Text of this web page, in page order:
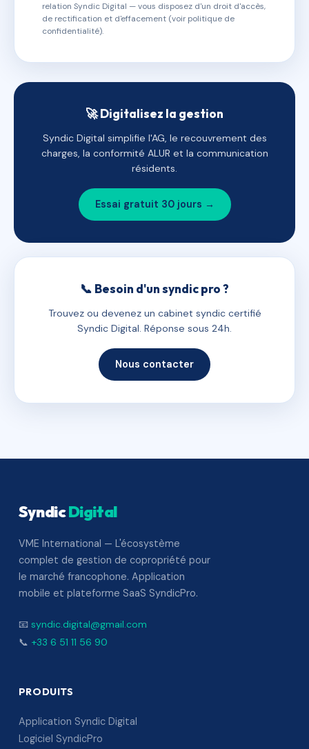
relation Syndic Digital — vous disposez d'un droit d'accès,
de rectification et d'effacement (voir politique de
confidentialité).
🚀 Digitalisez la gestion
Syndic Digital simplifie l'AG, le recouvrement des
charges, la conformité ALUR et la communication
résidents.
Essai gratuit 30 jours →
📞 Besoin d'un syndic pro ?
Trouvez ou devenez un cabinet syndic certifié
Syndic Digital. Réponse sous 24h.
Nous contacter
SyndicDigital
VME International — L'écosystème
complet de gestion de copropriété pour
le marché francophone. Application
mobile et plateforme SaaS SyndicPro.
📧 syndic.digital@gmail.com
📞 +33 6 51 11 56 90
PRODUITS
Application Syndic Digital
Logiciel SyndicPro